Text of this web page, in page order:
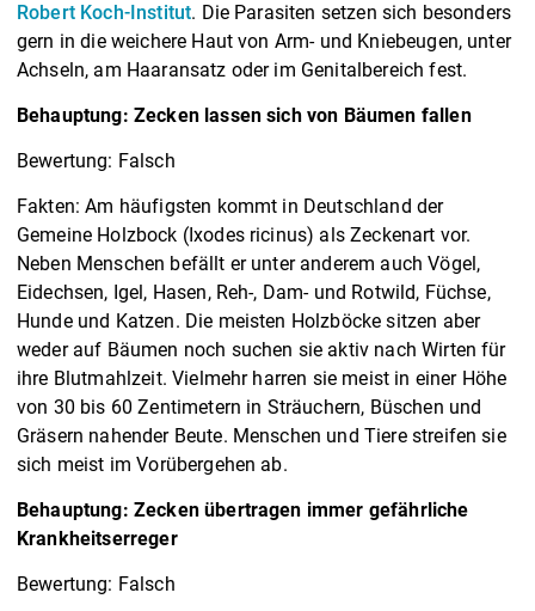
Robert Koch-Institut. Die Parasiten setzen sich besonders
gern in die weichere Haut von Arm- und Kniebeugen, unter
Achseln, am Haaransatz oder im Genitalbereich fest.
Behauptung: Zecken lassen sich von Bäumen fallen
Bewertung: Falsch
Fakten: Am häufigsten kommt in Deutschland der
Gemeine Holzbock (Ixodes ricinus) als Zeckenart vor.
Neben Menschen befällt er unter anderem auch Vögel,
Eidechsen, Igel, Hasen, Reh-, Dam- und Rotwild, Füchse,
Hunde und Katzen. Die meisten Holzböcke sitzen aber
weder auf Bäumen noch suchen sie aktiv nach Wirten für
ihre Blutmahlzeit. Vielmehr harren sie meist in einer Höhe
von 30 bis 60 Zentimetern in Sträuchern, Büschen und
Gräsern nahender Beute. Menschen und Tiere streifen sie
sich meist im Vorübergehen ab.
Behauptung: Zecken übertragen immer gefährliche
Krankheitserreger
Bewertung: Falsch